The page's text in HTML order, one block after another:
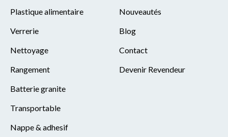
Plastique alimentaire
Verrerie
Nettoyage
Rangement
Batterie granite
Transportable
Nappe & adhesif
Nouveautés
Blog
Contact
Devenir Revendeur